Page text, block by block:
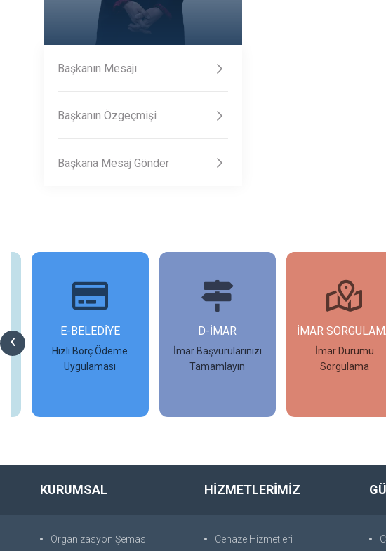
Başkanın Mesajı
Başkanın Özgeçmişi
Başkana Mesaj Gönder
‹ E-BELEDİYE
Hızlı Borç Ödeme
Uygulaması
D-İMAR
İmar Başvurularınızı
Tamamlayın
İMAR
İmar Durumu
Sorgulama
KURUMSAL
Organizasyon Şeması
HİZMETLERİMİZ
Cenaze Hizmetleri